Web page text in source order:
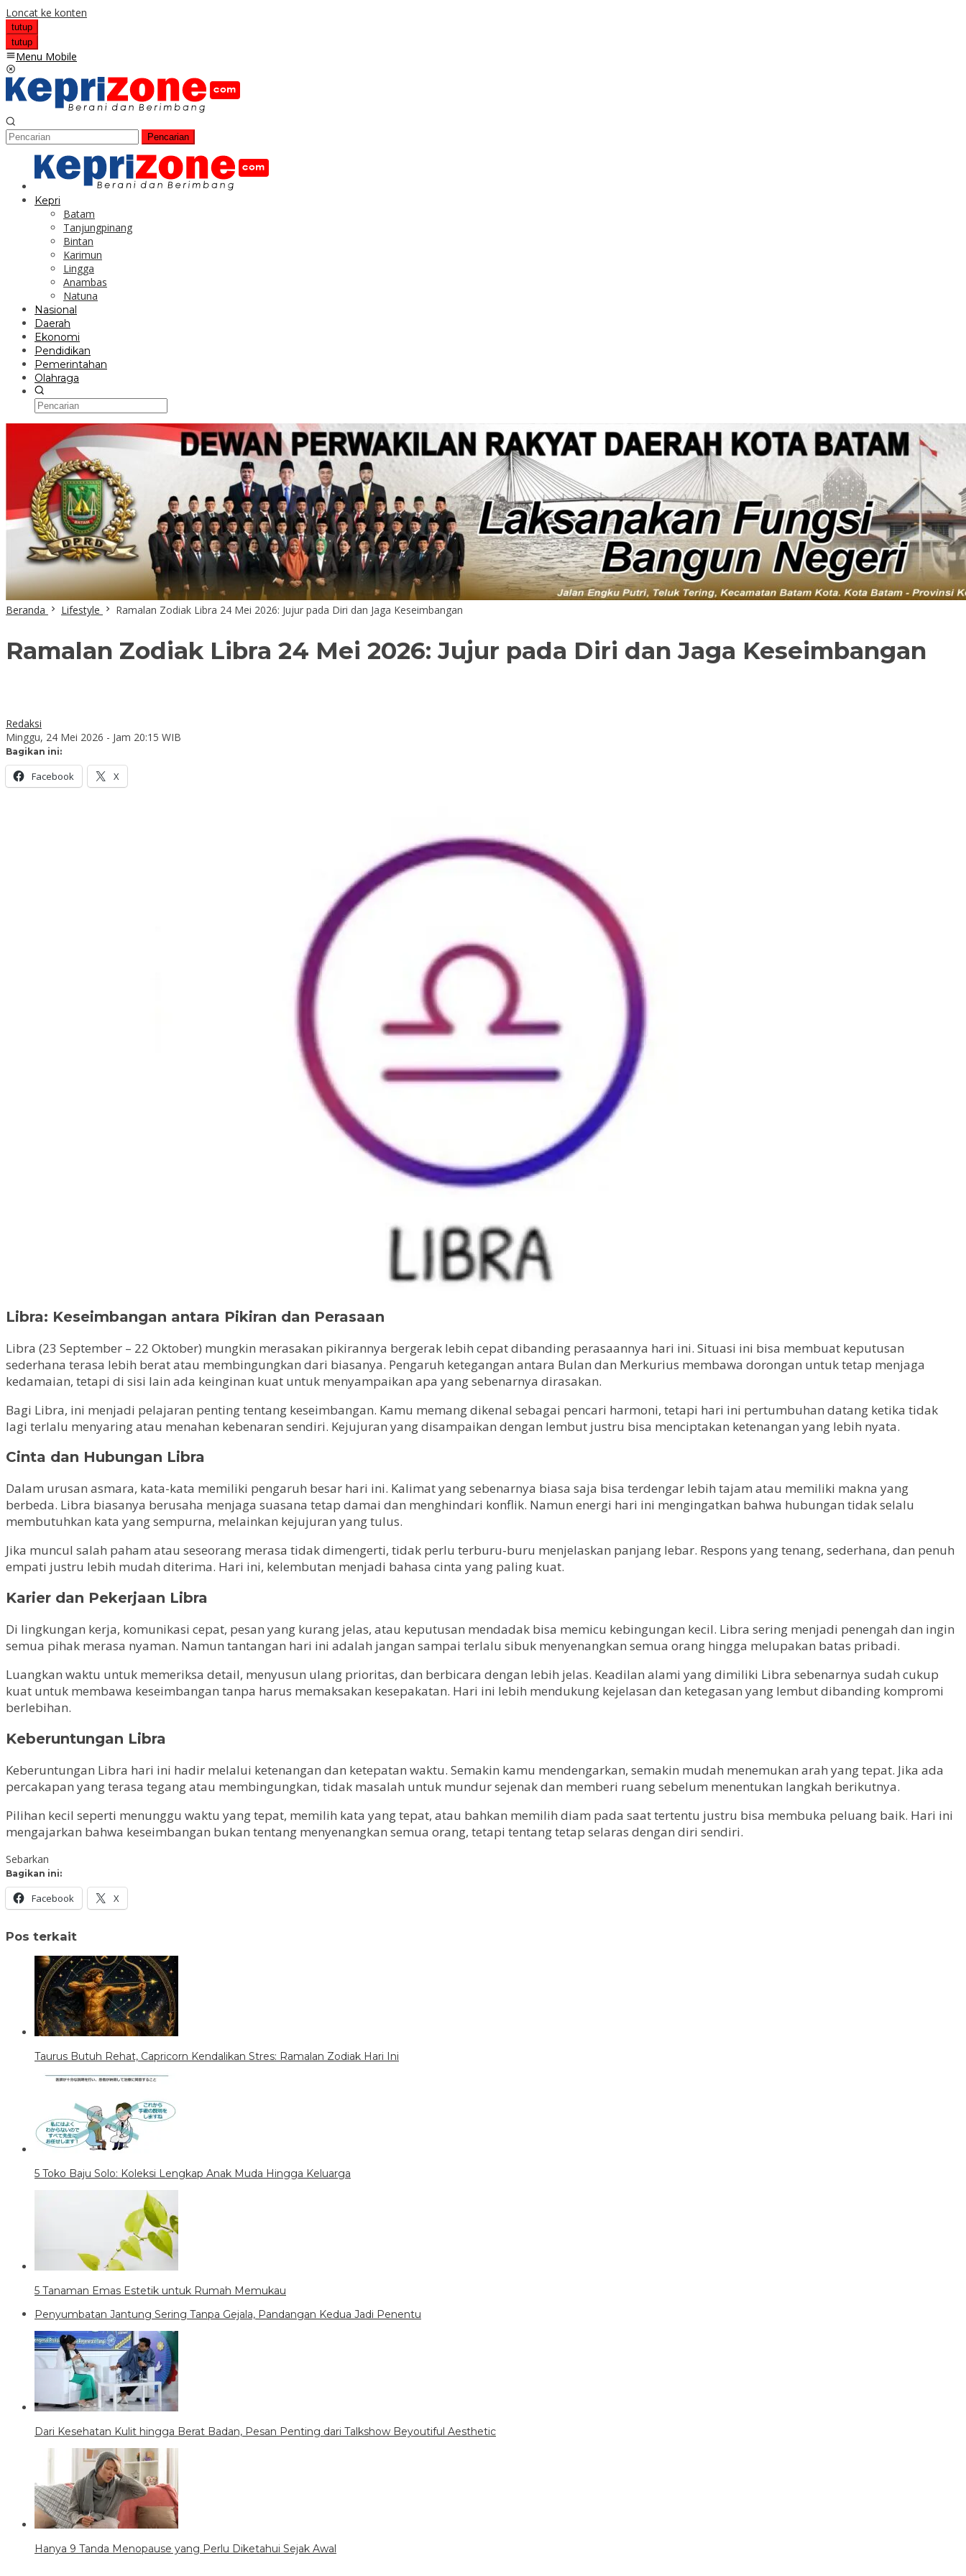
Loncat ke konten
tutup
tutup
Menu Mobile
Pencarian
Kepri
Batam
Tanjungpinang
Bintan
Karimun
Lingga
Anambas
Natuna
Nasional
Daerah
Ekonomi
Pendidikan
Pemerintahan
Olahraga
Beranda Lifestyle Ramalan Zodiak Libra 24 Mei 2026: Jujur pada Diri dan Jaga Keseimbangan
Ramalan Zodiak Libra 24 Mei 2026: Jujur pada Diri dan Jaga Keseimbangan
Redaksi
Minggu, 24 Mei 2026 - Jam 20:15 WIB
Bagikan ini:
Facebook X
Libra: Keseimbangan antara Pikiran dan Perasaan
Libra (23 September – 22 Oktober) mungkin merasakan pikirannya bergerak lebih cepat dibanding perasaannya hari ini. Situasi ini bisa membuat keputusan
sederhana terasa lebih berat atau membingungkan dari biasanya. Pengaruh ketegangan antara Bulan dan Merkurius membawa dorongan untuk tetap menjaga
kedamaian, tetapi di sisi lain ada keinginan kuat untuk menyampaikan apa yang sebenarnya dirasakan.
Bagi Libra, ini menjadi pelajaran penting tentang keseimbangan. Kamu memang dikenal sebagai pencari harmoni, tetapi hari ini pertumbuhan datang ketika tidak
lagi terlalu menyaring atau menahan kebenaran sendiri. Kejujuran yang disampaikan dengan lembut justru bisa menciptakan ketenangan yang lebih nyata.
Cinta dan Hubungan Libra
Dalam urusan asmara, kata-kata memiliki pengaruh besar hari ini. Kalimat yang sebenarnya biasa saja bisa terdengar lebih tajam atau memiliki makna yang
berbeda. Libra biasanya berusaha menjaga suasana tetap damai dan menghindari konflik. Namun energi hari ini mengingatkan bahwa hubungan tidak selalu
membutuhkan kata yang sempurna, melainkan kejujuran yang tulus.
Jika muncul salah paham atau seseorang merasa tidak dimengerti, tidak perlu terburu-buru menjelaskan panjang lebar. Respons yang tenang, sederhana, dan penuh
empati justru lebih mudah diterima. Hari ini, kelembutan menjadi bahasa cinta yang paling kuat.
Karier dan Pekerjaan Libra
Di lingkungan kerja, komunikasi cepat, pesan yang kurang jelas, atau keputusan mendadak bisa memicu kebingungan kecil. Libra sering menjadi penengah dan ingin
semua pihak merasa nyaman. Namun tantangan hari ini adalah jangan sampai terlalu sibuk menyenangkan semua orang hingga melupakan batas pribadi.
Luangkan waktu untuk memeriksa detail, menyusun ulang prioritas, dan berbicara dengan lebih jelas. Keadilan alami yang dimiliki Libra sebenarnya sudah cukup
kuat untuk membawa keseimbangan tanpa harus memaksakan kesepakatan. Hari ini lebih mendukung kejelasan dan ketegasan yang lembut dibanding kompromi
berlebihan.
Keberuntungan Libra
Keberuntungan Libra hari ini hadir melalui ketenangan dan ketepatan waktu. Semakin kamu mendengarkan, semakin mudah menemukan arah yang tepat. Jika ada
percakapan yang terasa tegang atau membingungkan, tidak masalah untuk mundur sejenak dan memberi ruang sebelum menentukan langkah berikutnya.
Pilihan kecil seperti menunggu waktu yang tepat, memilih kata yang tepat, atau bahkan memilih diam pada saat tertentu justru bisa membuka peluang baik. Hari ini
mengajarkan bahwa keseimbangan bukan tentang menyenangkan semua orang, tetapi tentang tetap selaras dengan diri sendiri.
Sebarkan
Bagikan ini:
Facebook X
Pos terkait
Taurus Butuh Rehat, Capricorn Kendalikan Stres: Ramalan Zodiak Hari Ini
5 Toko Baju Solo: Koleksi Lengkap Anak Muda Hingga Keluarga
5 Tanaman Emas Estetik untuk Rumah Memukau
Penyumbatan Jantung Sering Tanpa Gejala, Pandangan Kedua Jadi Penentu
Dari Kesehatan Kulit hingga Berat Badan, Pesan Penting dari Talkshow Beyoutiful Aesthetic
Hanya 9 Tanda Menopause yang Perlu Diketahui Sejak Awal